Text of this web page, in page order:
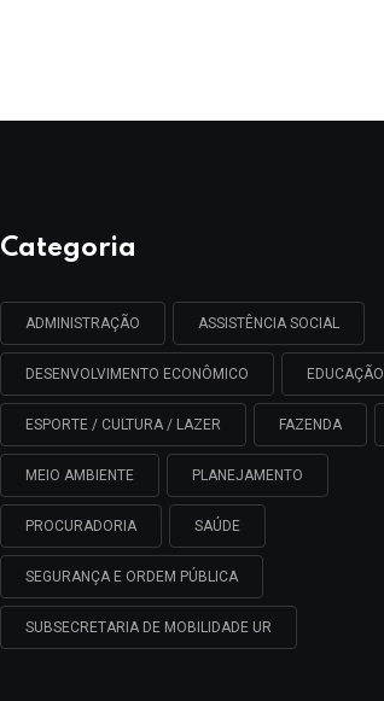
Categoria
ADMINISTRAÇÃO ASSISTÊNCIA SOCIAL
DESENVOLVIMENTO ECONÔMICO EDUCAÇÃO
ESPORTE / CULTURA / LAZER FAZENDA
MEIO AMBIENTE PLANEJAMENTO
PROCURADORIA SAÚDE
SEGURANÇA E ORDEM PÚBLICA
SUBSECRETARIA DE MOBILIDADE UR